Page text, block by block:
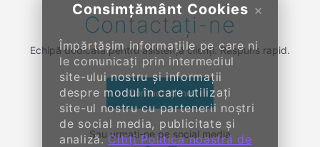
×
Consimțământ Cookies
Împărtășim informațiile pe care ni
le comunicați prin intermediul
site-ului nostru și informații
despre modul în care utilizați
site-ul nostru cu partenerii noștri
de social media, publicitate și
analiză.Citiți Politica noastră de
Contactați-ne
Echipă dedicată pentru asistență clienți. Răspuns rapid.
Contactați-ne
Sau urmați-ne pe social media